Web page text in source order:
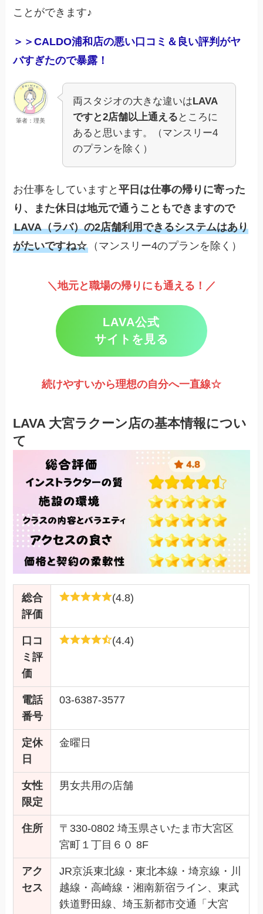
ことができます♪
＞＞CALDO浦和店の悪い口コミ＆良い評判がヤ
バすぎたので暴露！
筆者：理美
両スタジオの大きな違いはLAVA
ですと2店舗以上通える ところに
あると思います。（マンスリー4
のプランを除く）
お仕事をしていますと平日は仕事の帰りに寄った
り、また休日は地元で通うこともできますので
LAVA（ラバ）の2店舗利用できるシステムはあり
がたいですね☆ （マンスリー4のプランを除く）
＼地元と職場の帰りにも通える！／
LAVA公式
サイトを見る
続けやすいから理想の自分へ一直線☆
LAVA 大宮ラクーン店の基本情報につい
て
総合
評価
(4.8)
口コ
ミ評
価
(4.4)
電話
番号
03-6387-3577
定休
日
金曜日
女性
限定
男女共用の店舗
住所
〒330-0802 埼玉県さいたま市大宮区
宮町１丁目６０ 8F
アク
セス
JR京浜東北線・東北本線・埼京線・川
越線・高崎線・湘南新宿ライン、東武
鉄道野田線、埼玉新都市交通「大宮